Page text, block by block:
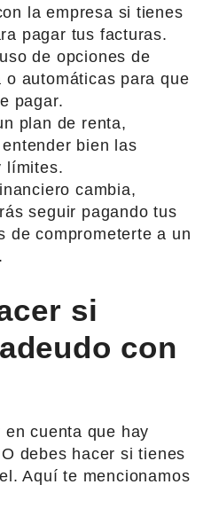
la empresa si tienes
pagar tus facturas.
de opciones de
o automáticas para que
pagar.
plan de renta,
bien las
límites.
cambia,
seguir pagando tus
de comprometerte a un
si
con
cuenta que hay
debes hacer si tienes
Aquí te mencionamos